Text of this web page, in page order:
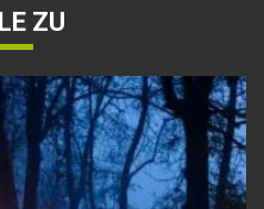
ZU